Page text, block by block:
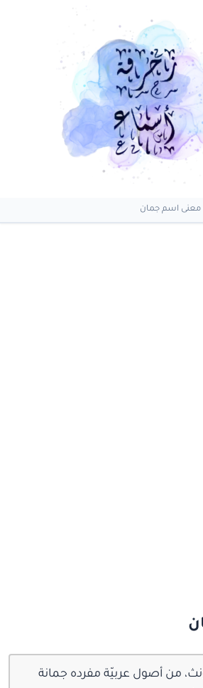
معنى اسم جمان
من أصول عربيّة مفرده جمانة